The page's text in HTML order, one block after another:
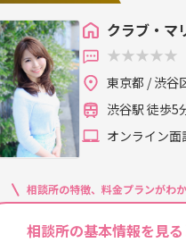
クラブ・マ
東京都 / 渋谷
渋谷駅 徒歩5
オンライン面
相談所の特徴、料金プランがわ
相談所の基本情報を見る